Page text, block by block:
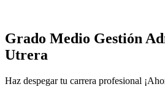
Grado Medio Gestión
Utrera
Haz despegar tu carrera profesional